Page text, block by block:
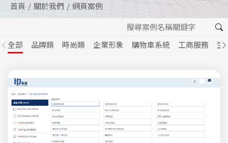
首頁
關於我們 網頁案例
全部 品牌類 時尚類 企業形象 購物車系統 工商服務 生